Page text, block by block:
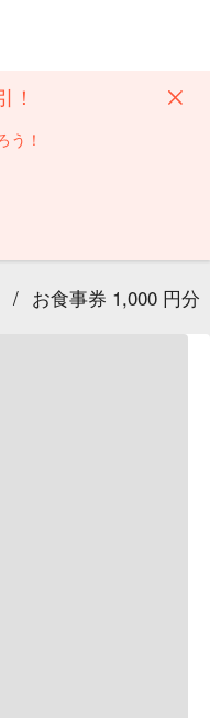
！
う！
/ お食事券 1,000 円分